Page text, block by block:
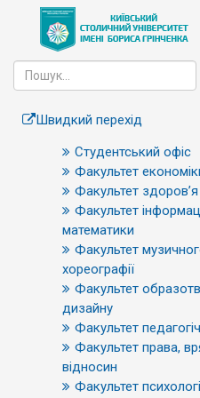
Швидкий перехід
Студентський офіс
Факультет
Факультет
Факультет
математики
Факультет
хореографії
Факультет
дизайну
Факультет
Факультет права,
відносин
Факультет